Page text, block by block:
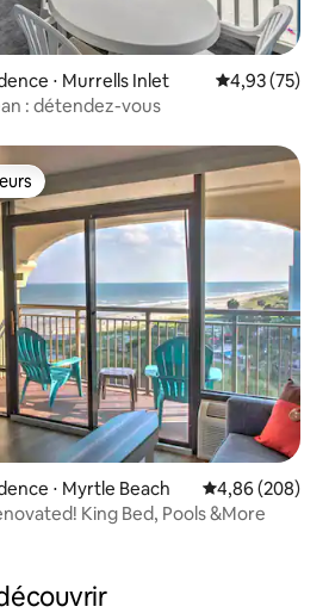
⋅ Murrells Inlet Évaluation
4,93 (75)
: détendez-vous
⋅ Myrtle Beach Évaluation
4,86 (208)
King Bed, Pools &More